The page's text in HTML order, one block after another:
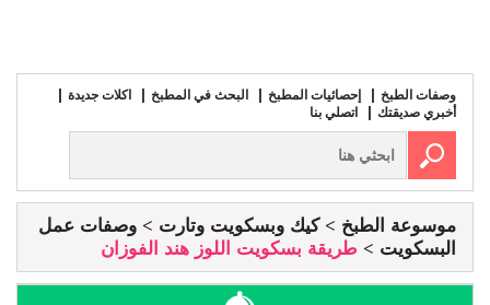
وصفات الطبخ إحصائيات المطبخ البحث في المطبخ
اكلات جديدة
أخبري صديقتك
اتصلي بنا
موسوعة الطبخ كيك وبسكويت وتارت
وصفات عمل
البسكويت
طريقة بسكويت اللوز هند الفوزان